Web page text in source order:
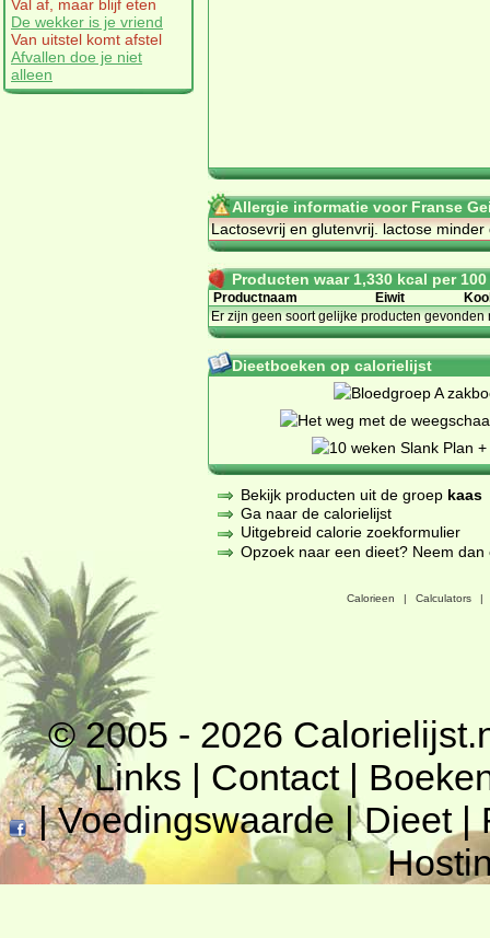
Val af, maar blijf eten
De wekker is je vriend
Van uitstel komt afstel
Afvallen doe je niet
alleen
Allergie informatie voor Franse
Lactosevrij en glutenvrij. lactose
Producten waar 1,330 kcal per
Productnaam Eiwit
Er zijn geen soort gelijke producten gevonden
Dieetboeken op calorielijst
Bekijk producten uit de groep kaas
Ga naar de calorielijst
Uitgebreid calorie zoekformulier
Opzoek naar een dieet? Neem
Calorieen | Calculators |
© 2005 - 2026
Links | Contact|
|Voedingswaarde|Dieet|